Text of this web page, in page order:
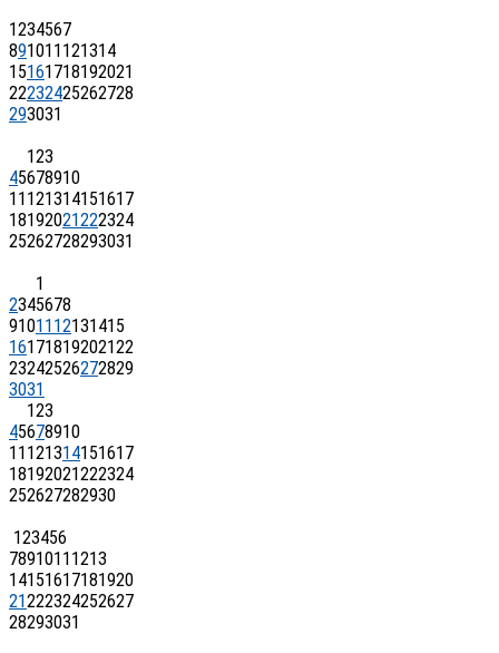
1234567
891011 121314
15161718192021
22232425262728
293031
123
45678910
11 121314151617
18192021222324
25262728293031
1
2345678
91011 12131415
16171819202122
23242526272829
3031
123
45678910
11 121314151617
18192021222324
252627282930
123456
7891011 1213
14151617181920
21222324252627
28293031